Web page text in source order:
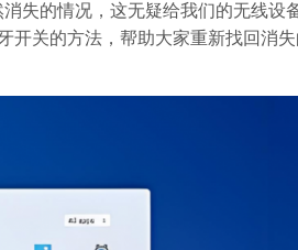
失的情况，这无疑给我们的无线设
开关的方法，帮助大家重新找回消